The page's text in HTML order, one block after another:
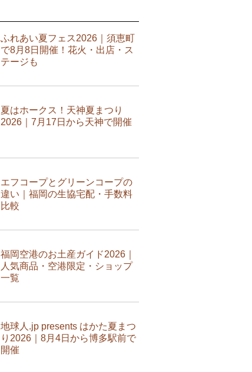
ふれあい夏フェス2026｜須恵町
で8月8日開催！花火・出店・ス
テージも
夏はホークス！天神夏まつり
2026｜7月17日から天神で開催
エフコープとグリーンコープの
違い｜福岡の生協宅配・手数料
比較
福岡空港のお土産ガイド2026｜
人気商品・空港限定・ショップ
一覧
地球人.jp presents はかた夏まつ
り2026｜8月4日から博多駅前で
開催